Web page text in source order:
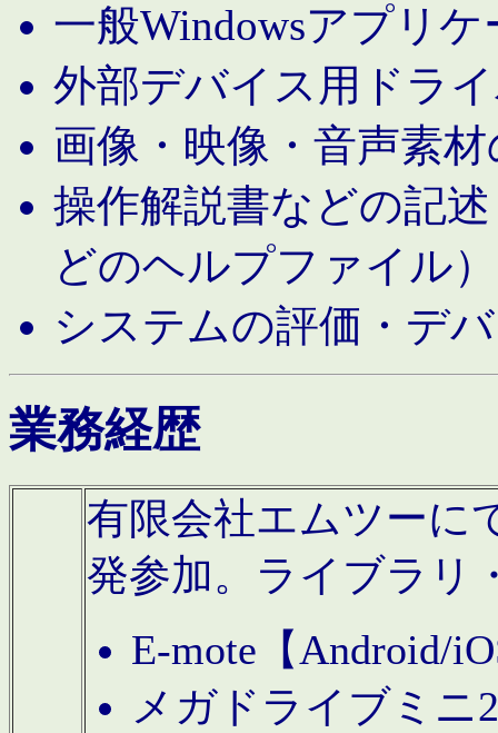
一般Windowsアプリ
外部デバイス用ドラ
画像・映像・音声素
操作解説書などの記
どのヘルプファイル）
システムの評価・デ
業務経歴
有限会社エムツーに
発参加。ライブラリ
E-mote【Android/
メガドライブミニ